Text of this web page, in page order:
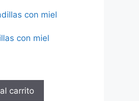
con miel
carrito